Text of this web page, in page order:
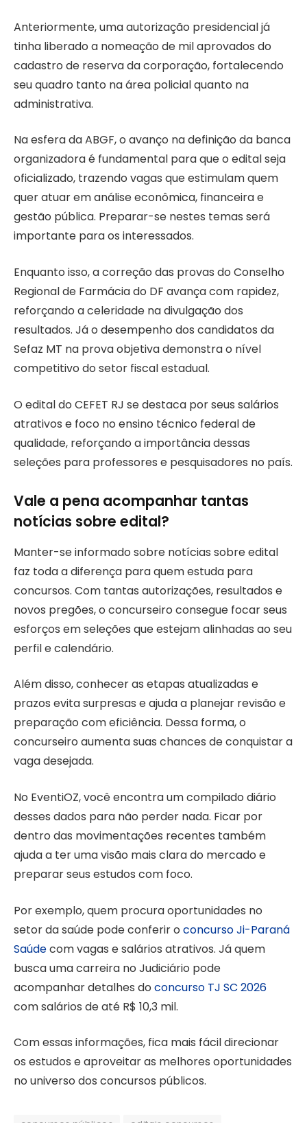
Anteriormente, uma autorização presidencial já
tinha liberado a nomeação de mil aprovados do
cadastro de reserva da corporação, fortalecendo
seu quadro tanto na área policial quanto na
administrativa.
Na esfera da ABGF, o avanço na definição da banca
organizadora é fundamental para que o edital seja
oficializado, trazendo vagas que estimulam quem
quer atuar em análise econômica, financeira e
gestão pública. Preparar-se nestes temas será
importante para os interessados.
Enquanto isso, a correção das provas do Conselho
Regional de Farmácia do DF avança com rapidez,
reforçando a celeridade na divulgação dos
resultados. Já o desempenho dos candidatos da
Sefaz MT na prova objetiva demonstra o nível
competitivo do setor fiscal estadual.
O edital do CEFET RJ se destaca por seus salários
atrativos e foco no ensino técnico federal de
qualidade, reforçando a importância dessas
seleções para professores e pesquisadores no país.
Vale a pena acompanhar tantas
notícias sobre edital?
Manter-se informado sobre notícias sobre edital
faz toda a diferença para quem estuda para
concursos. Com tantas autorizações, resultados e
novos pregões, o concurseiro consegue focar seus
esforços em seleções que estejam alinhadas ao seu
perfil e calendário.
Além disso, conhecer as etapas atualizadas e
prazos evita surpresas e ajuda a planejar revisão e
preparação com eficiência. Dessa forma, o
concurseiro aumenta suas chances de conquistar a
vaga desejada.
No EventiOZ, você encontra um compilado diário
desses dados para não perder nada. Ficar por
dentro das movimentações recentes também
ajuda a ter uma visão mais clara do mercado e
preparar seus estudos com foco.
Por exemplo, quem procura oportunidades no
setor da saúde pode conferir o concurso Ji-Paraná
Saúdecom vagas e salários atrativos. Já quem
busca uma carreira no Judiciário pode
acompanhar detalhes do concurso TJ SC 2026
com salários de até R$ 10,3 mil.
Com essas informações, fica mais fácil direcionar
os estudos e aproveitar as melhores oportunidades
no universo dos concursos públicos.